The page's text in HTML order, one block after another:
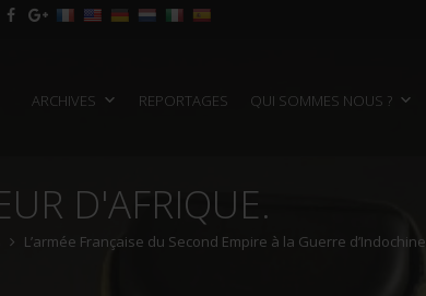
ARCHIVES REPORTAGES QUI SOMMES NOUS ?
D'AFRIQUE.
L’armée Française du Second Empire à la Guerre d’Indochine